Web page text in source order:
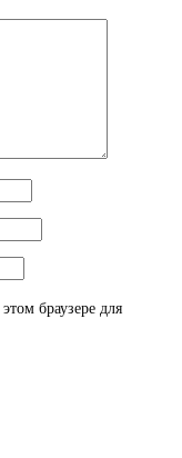
браузере для